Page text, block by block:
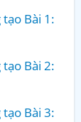
Bài 1:
Bài 2:
Bài 3: